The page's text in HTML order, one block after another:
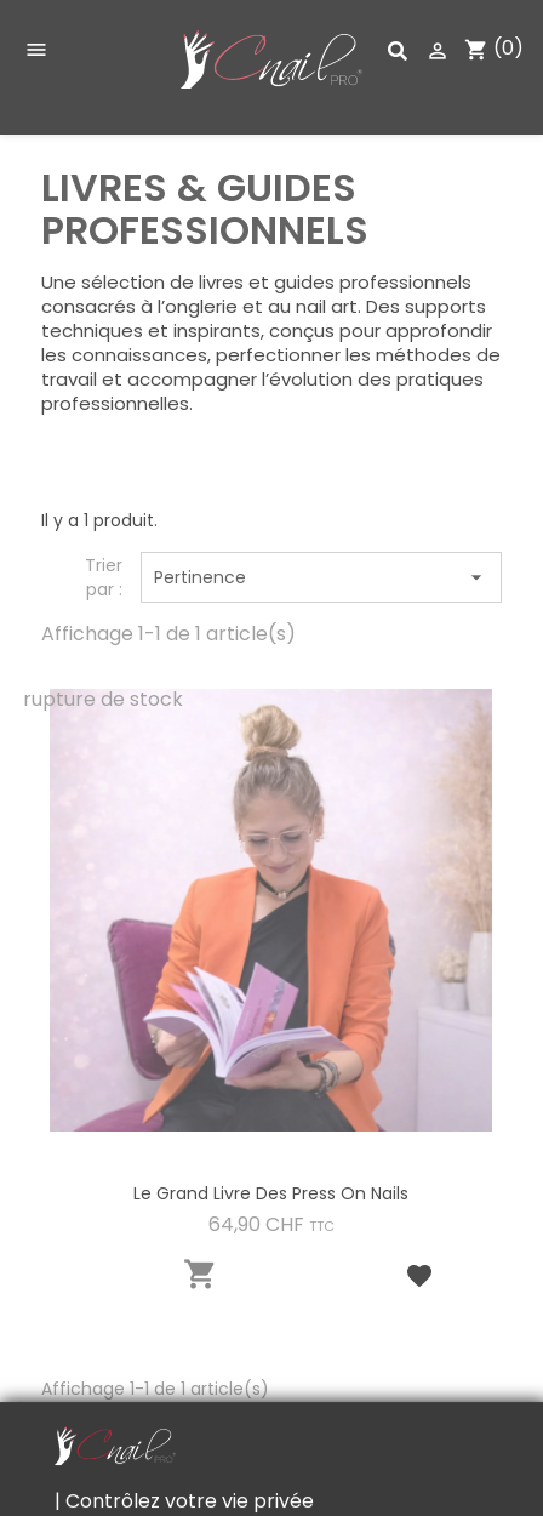
 shopping_cart (0)

LIVRES & GUIDES
PROFESSIONNELS
Une sélection de livres et guides professionnels
consacrés à l’onglerie et au nail art. Des supports
techniques et inspirants, conçus pour approfondir
les connaissances, perfectionner les méthodes de
travail et accompagner l’évolution des pratiques
professionnelles.
Il y a 1 produit.
Trier
par :
Pertinence 
Affichage 1-1 de 1 article(s)
Le Grand Livre Des Press On Nails
64,90 CHF Prix
TTC
rupture de stock

Affichage 1-1 de 1 article(s)
| Contrôlez votre vie privée